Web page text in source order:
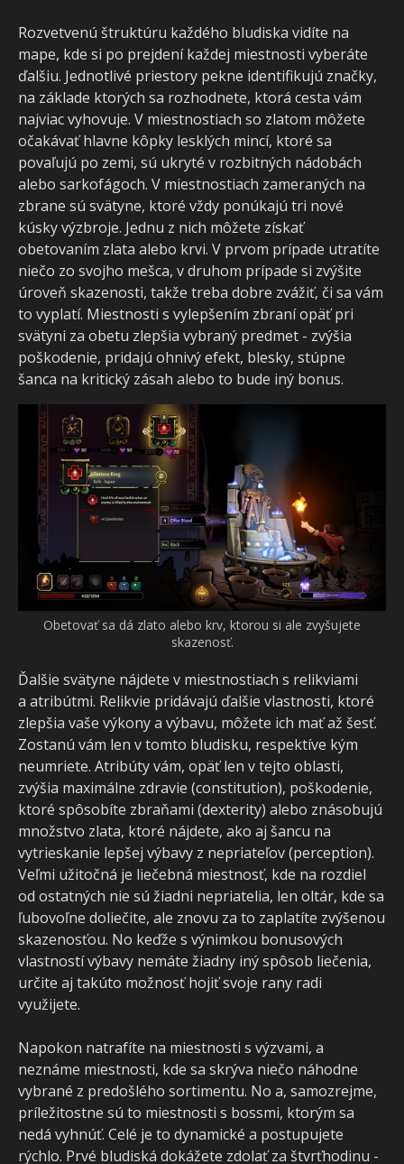
Rozvetvenú štruktúru každého bludiska vidíte na
mape, kde si po prejdení každej miestnosti vyberáte
ďalšiu. Jednotlivé priestory pekne identifikujú značky,
na základe ktorých sa rozhodnete, ktorá cesta vám
najviac vyhovuje. V miestnostiach so zlatom môžete
očakávať hlavne kôpky lesklých mincí, ktoré sa
povaľujú po zemi, sú ukryté v rozbitných nádobách
alebo sarkofágoch. V miestnostiach zameraných na
zbrane sú svätyne, ktoré vždy ponúkajú tri nové
kúsky výzbroje. Jednu z nich môžete získať
obetovaním zlata alebo krvi. V prvom prípade utratíte
niečo zo svojho mešca, v druhom prípade si zvýšite
úroveň skazenosti, takže treba dobre zvážiť, či sa vám
to vyplatí. Miestnosti s vylepšením zbraní opäť pri
svätyni za obetu zlepšia vybraný predmet - zvýšia
poškodenie, pridajú ohnivý efekt, blesky, stúpne
šanca na kritický zásah alebo to bude iný bonus.
Obetovať sa dá zlato alebo krv, ktorou si ale zvyšujete
skazenosť.
Ďalšie svätyne nájdete v miestnostiach s relikviami
a atribútmi. Relikvie pridávajú ďalšie vlastnosti, ktoré
zlepšia vaše výkony a výbavu, môžete ich mať až šesť.
Zostanú vám len v tomto bludisku, respektíve kým
neumriete. Atribúty vám, opäť len v tejto oblasti,
zvýšia maximálne zdravie (constitution), poškodenie,
ktoré spôsobíte zbraňami (dexterity) alebo znásobujú
množstvo zlata, ktoré nájdete, ako aj šancu na
vytrieskanie lepšej výbavy z nepriateľov (perception).
Veľmi užitočná je liečebná miestnosť, kde na rozdiel
od ostatných nie sú žiadni nepriatelia, len oltár, kde sa
ľubovoľne doliečite, ale znovu za to zaplatíte zvýšenou
skazenosťou. No keďže s výnimkou bonusových
vlastností výbavy nemáte žiadny iný spôsob liečenia,
určite aj takúto možnosť hojiť svoje rany radi
využijete.
Napokon natrafíte na miestnosti s výzvami, a
neznáme miestnosti, kde sa skrýva niečo náhodne
vybrané z predošlého sortimentu. No a, samozrejme,
príležitostne sú to miestnosti s bossmi, ktorým sa
nedá vyhnúť. Celé je to dynamické a postupujete
rýchlo. Prvé bludiská dokážete zdolať za štvrťhodinu -